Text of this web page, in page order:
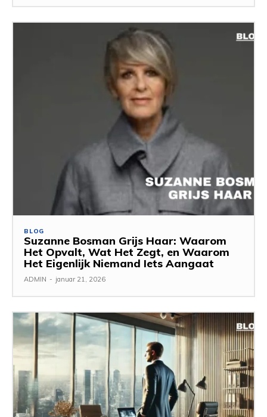
BLOG
Suzanne Bosman Grijs Haar: Waarom
Het Opvalt, Wat Het Zegt, en Waarom
Het Eigenlijk Niemand Iets Aangaat
ADMIN - januar 21, 2026